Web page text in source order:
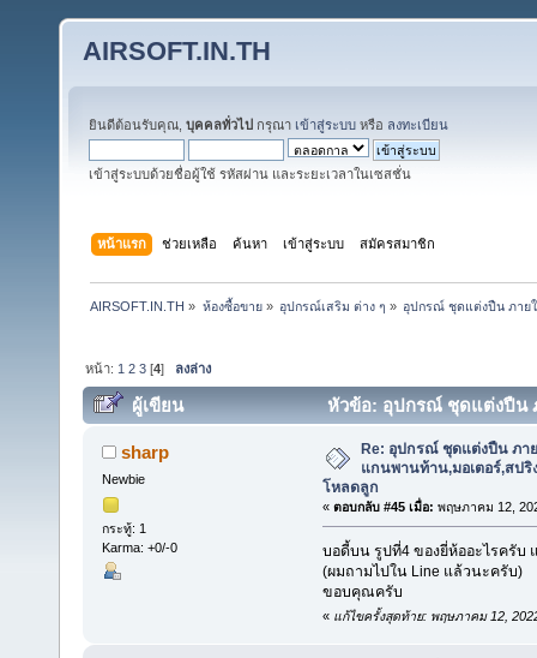
AIRSOFT.IN.TH
ยินดีต้อนรับคุณ, บุคคลทั่วไป กรุณา เข้าสู่ระบบ หรือ ลงทะเบียน
เข้าสู่ระบบด้วยชื่อผู้ใช้ รหัสผ่าน และระยะเวลาในเซสชั่น
หน้าแรก ช่วยเหลือ ค้นหา เข้าสู่ระบบ สมัครสมาชิก
AIRSOFT.IN.TH » ห้องซื้อขาย» อุปกรณ์เสริม ต่าง ๆ » อุปกรณ์ ชุดแต่งปืน ภาย
หน้า: 1 2 3 [4] ลงล่าง
ผู้เขียน
หัวข้อ: อุปกรณ์ ชุดแต่งปืน
ต่าง ๆ ,ที่โหลดลูก ฯลฯ (อ่าน 185451 ครั้ง)
sharp
Newbie
กระทู้: 1
Karma: +0/-0
Re: อุปกรณ์ ชุดแต่งปืน ภา
แกนพานท้าน,มอเตอร์,สปริ
โหลดลูก
« ตอบกลับ #45 เมื่อ: พฤษภาคม 12,
บอดี้บน รูปที่4 ของยี่ห้ออะไรครับ
(ผมถามไปใน Line แล้วนะครับ)
ขอบคุณครับ
« แก้ไขครั้งสุดท้าย: พฤษภาคม 12,